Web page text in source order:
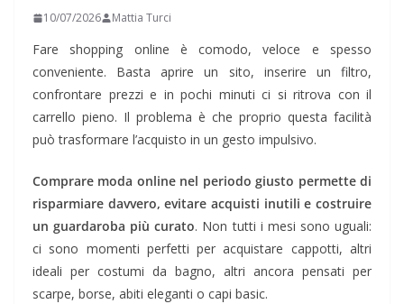
10/07/2026 Mattia Turci
Fare shopping online è comodo, veloce e spesso
conveniente. Basta aprire un sito, inserire un filtro,
confrontare prezzi e in pochi minuti ci si ritrova con il
carrello pieno. Il problema è che proprio questa facilità
può trasformare l’acquisto in un gesto impulsivo.
Comprare moda online nel periodo giusto permette di
risparmiare davvero, evitare acquisti inutili e costruire
un guardaroba più curato. Non tutti i mesi sono uguali:
ci sono momenti perfetti per acquistare cappotti, altri
ideali per costumi da bagno, altri ancora pensati per
scarpe, borse, abiti eleganti o capi basic.